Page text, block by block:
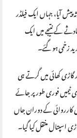
آیا، جہاں ایک فیلڈر
کے نتیجے میں ایک
زخمی ہو گئے۔
گاڑی کھائی میں گرتے ہی
ٹیمیں فوری طور پر جائے
کارروائی کے دوران جاں
منتقل کیا گیا۔